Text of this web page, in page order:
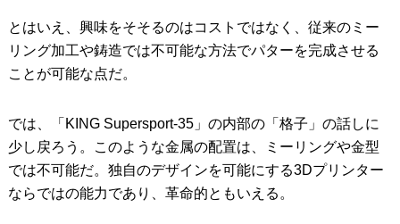
とはいえ、興味をそそるのはコストではなく、従来のミー
リング加工や鋳造では不可能な方法でパターを完成させる
ことが可能な点だ。
では、「KING Supersport-35」の内部の「格子」の話しに
少し戻ろう。このような金属の配置は、ミーリングや金型
では不可能だ。独自のデザインを可能にする3Dプリンター
ならではの能力であり、革命的ともいえる。